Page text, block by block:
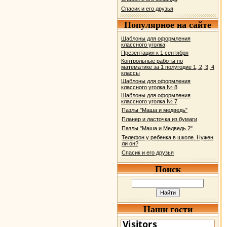
Спасик и его друзья
Популярное на сайте
Шаблоны для оформления
классного уголка
Презентация к 1 сентября
Контрольные работы по
математике за 1 полугодие 1, 2, 3, 4
классы
Шаблоны для оформления
классного уголка № 8
Шаблоны для оформления
классного уголка № 7
Пазлы "Маша и медведь"
Планер и ласточка из бумаги
Пазлы "Маша и Медведь 2"
Телефон у ребенка в школе. Нужен
ли он?
Спасик и его друзья
Поиск
Наши гости